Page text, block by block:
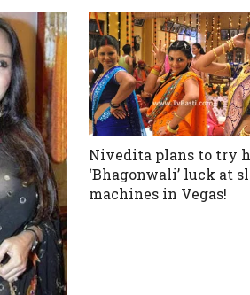
Nivedita plans to try
‘Bhagonwali’ luck at
machines in Vegas!